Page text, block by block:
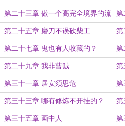
第二十三章 做一个高完全境界的流
量怪物
第
第二十五章 磨刀不误砍柴工 第
第二十七章 鬼也有人收藏的？ 第
院
第二十九章 我非曹贼 第
第三十一章 居安须思危 第
第三十三章 哪有修炼不开挂的？ 第
第三十五章 画中人 第